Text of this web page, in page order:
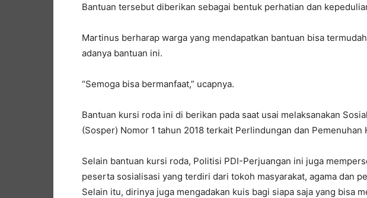
Bantuan tersebut diberikan sebagai bentuk perhatian dan
Martinus berharap warga yang mendapatkan bantuan bisa
adanya bantuan ini.
“Semoga bisa bermanfaat,” ucapnya.
Bantuan kursi roda ini di berikan pada saat usai melaksanakan
(Sosper) Nomor 1 tahun 2018 terkait Perlindungan dan Pemenuhan
Selain bantuan kursi roda, Politisi PDI-Perjuangan ini juga
peserta sosialisasi yang terdiri dari tokoh masyarakat, agama dan
Selain itu, dirinya juga mengadakan kuis bagi siapa saja yang bisa